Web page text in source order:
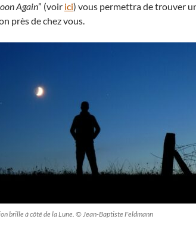
Again” (voir ici) vous permettra de trouver
près de chez vous.
brille à côté de la Lune. © Jean-Baptiste Feldmann